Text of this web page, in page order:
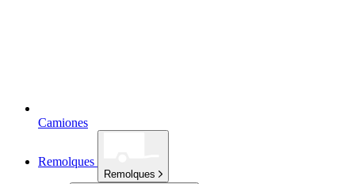
Camiones
Remolques
Remolques